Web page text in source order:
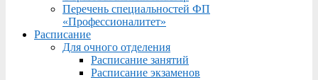
Перечень специальностей ФП
«Профессионалитет»
Расписание
Для очного отделения
Расписание занятий
Расписание экзаменов